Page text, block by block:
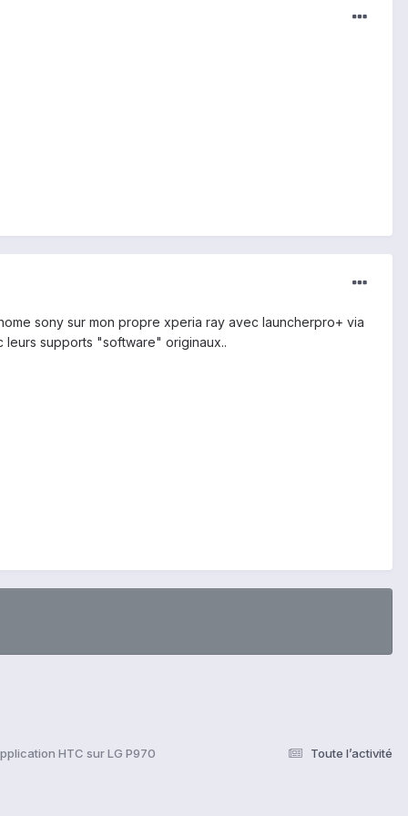
sony sur mon propre xperia ray avec launcherpro+ via
supports "software" originaux..
Toute l’activité
HTC sur LG P970